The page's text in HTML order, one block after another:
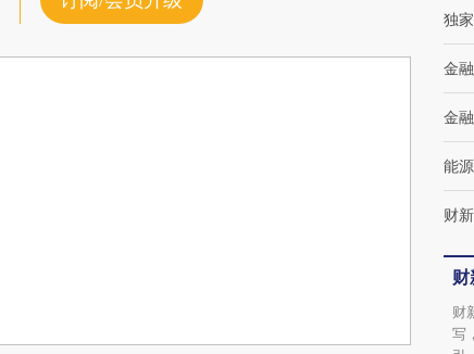
独家
金融
金
能源
财
财
写